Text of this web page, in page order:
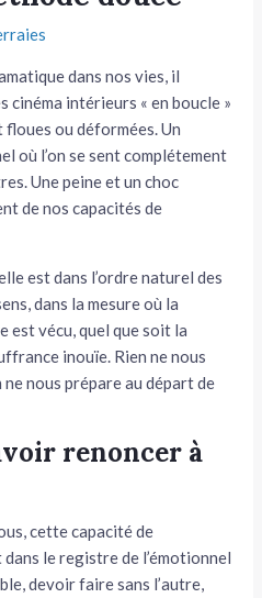
dans nos vies, il
cinéma intérieurs « en boucle »
floues ou déformées. Un
où l’on se sent complétement
Une peine et un choc
de nos capacités de
est dans l’ordre naturel des
dans la mesure où la
est vécu, quel que soit la
inouïe. Rien ne nous
nous prépare au départ de
renoncer à
cette capacité de
le registre de l’émotionnel
devoir faire sans l’autre,